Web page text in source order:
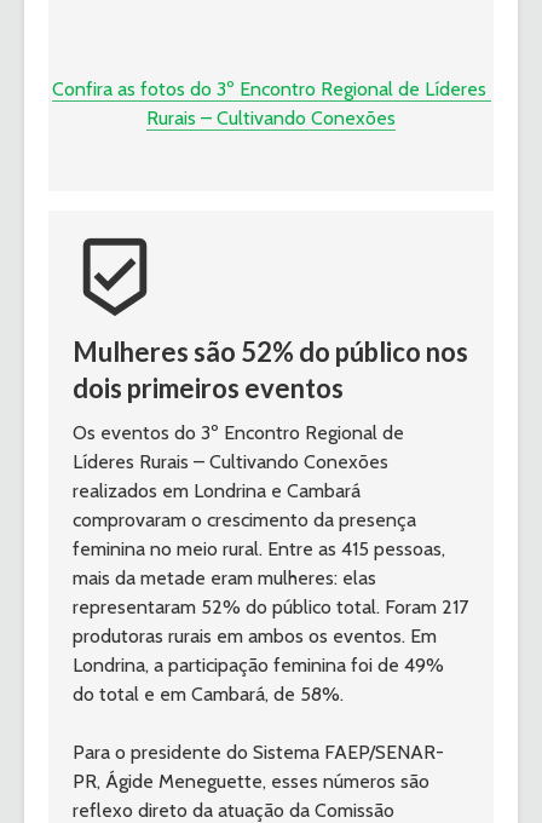
Confira as fotos do 3º Encontro Regional de Líderes
Rurais – Cultivando Conexões
beenhere
Mulheres são 52% do público nos
dois primeiros eventos
Os eventos do 3º Encontro Regional de
Líderes Rurais – Cultivando Conexões
realizados em Londrina e Cambará
comprovaram o crescimento da presença
feminina no meio rural. Entre as 415 pessoas,
mais da metade eram mulheres: elas
representaram 52% do público total. Foram 217
produtoras rurais em ambos os eventos. Em
Londrina, a participação feminina foi de 49%
do total e em Cambará, de 58%.
Para o presidente do Sistema FAEP/SENAR-
PR, Ágide Meneguette, esses números são
reflexo direto da atuação da Comissão